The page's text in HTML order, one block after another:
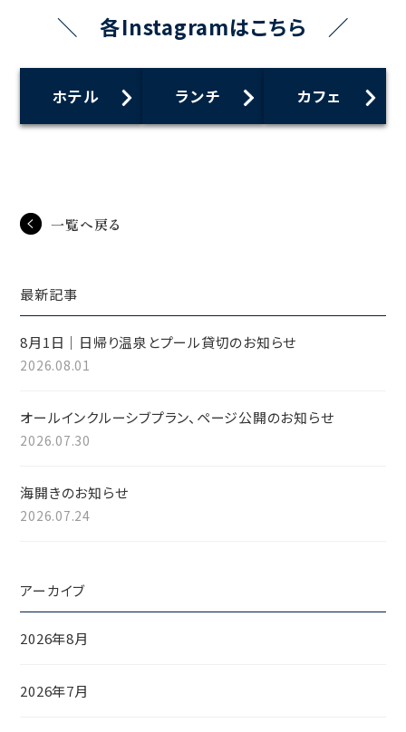
＼ 各Instagramはこちら ／
ホテル ランチ カフェ
一覧へ戻る
最新記事
8月1日｜日帰り温泉とプール貸切のお知らせ
2026.08.01
オールインクルーシブプラン、ページ公開のお知らせ
2026.07.30
海開きのお知らせ
2026.07.24
アーカイブ
2026年8月
2026年7月